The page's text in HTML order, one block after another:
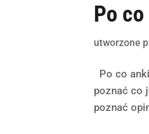
Po
utworzone
Po co
poznać co
poznać